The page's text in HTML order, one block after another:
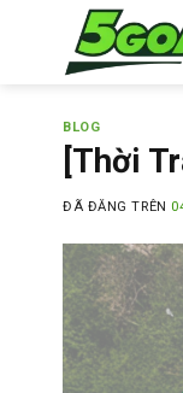
BLOG
[Thời
ĐÃ ĐĂNG TRÊN